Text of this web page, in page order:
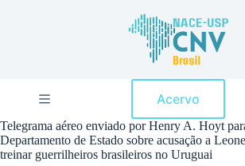
a
o
c
Acervo
Telegrama aéreo enviado por Henry A. Hoyt
Departamento de Estado sobre acusação a
treinar guerrilheiros brasileiros no Uruguai